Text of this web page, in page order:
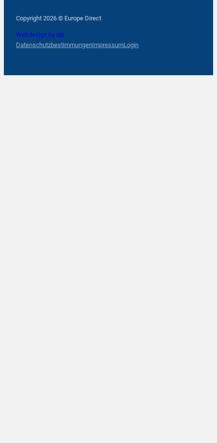
Copyright 2026 © Europe Direct
Webdesign by qlp
DatenschutzbestimmungenImpressumLogin